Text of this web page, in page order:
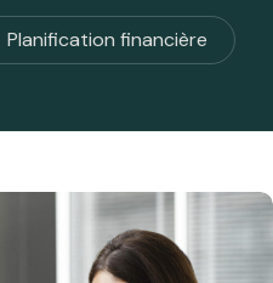
Planification financière